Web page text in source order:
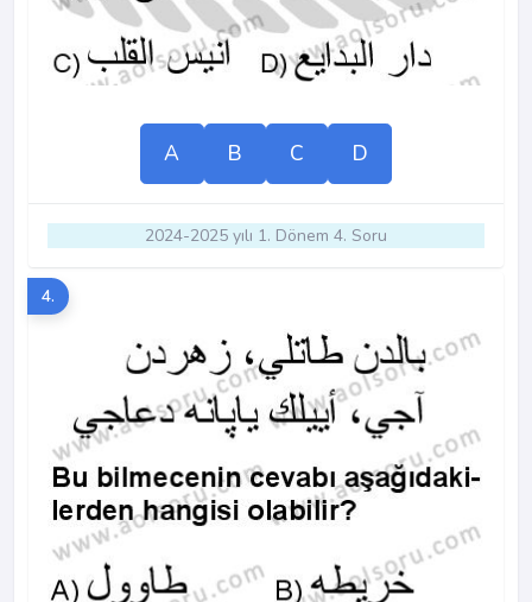
A B C D
2024-2025 yılı 1. Dönem 4. Soru
4.